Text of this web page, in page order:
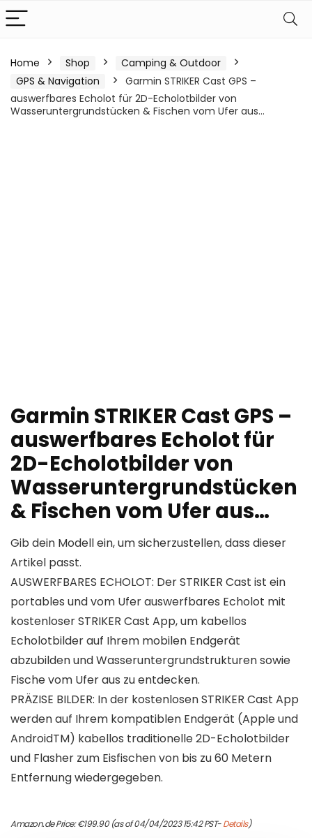
Home Shop
Camping & Outdoor
GPS & Navigation
Garmin STRIKER Cast GPS –
auswerfbares Echolot für 2D-Echolotbilder von
Wasseruntergrundstücken & Fischen vom Ufer aus…
Garmin STRIKER Cast GPS –
auswerfbares Echolot für
2D-Echolotbilder von
Wasseruntergrundstücken
& Fischen vom Ufer aus…
Gib dein Modell ein, um sicherzustellen, dass dieser
Artikel passt.
AUSWERFBARES ECHOLOT: Der STRIKER Cast ist ein
portables und vom Ufer auswerfbares Echolot mit
kostenloser STRIKER Cast App, um kabellos
Echolotbilder auf Ihrem mobilen Endgerät
abzubilden und Wasseruntergrundstrukturen sowie
Fische vom Ufer aus zu entdecken.
PRÄZISE BILDER: In der kostenlosen STRIKER Cast App
werden auf Ihrem kompatiblen Endgerät (Apple und
AndroidTM) kabellos traditionelle 2D-Echolotbilder
und Flasher zum Eisfischen von bis zu 60 Metern
Entfernung wiedergegeben.
Amazon.de Price:€199.90(as of 04/04/2023 15:42 PST-Details)